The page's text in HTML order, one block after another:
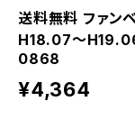
送料無料 ファン
H18.07～H19.06
0868
¥4,364